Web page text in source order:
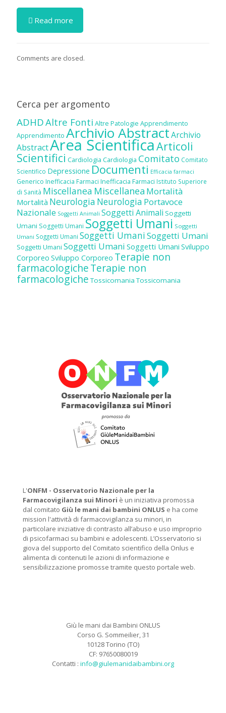
Read more
Comments are closed.
Cerca per argomento
ADHDAltre Fonti Altre Patologie Apprendimento
Apprendimento Archivio AbstractArchivio
AbstractArea ScientificaArticoli
Scientifici Cardiologia Cardiologia Comitato Comitato
Scientifico Depressione Documenti Efficacia farmaci
Generico Inefficacia Farmaci Inefficacia Farmaci Istituto Superiore
di Sanità Miscellanea Miscellanea Mortalità
Mortalità Neurologia Neurologia Portavoce
Nazionale Soggetti Animali Soggetti Animali Soggetti
Umani Soggetti Umani Soggetti Umani Soggetti
Umani Soggetti Umani Soggetti UmaniSoggetti Umani
Soggetti Umani Soggetti Umani Soggetti Umani Sviluppo
Corporeo Sviluppo Corporeo Terapie non
farmacologicheTerapie non
farmacologiche Tossicomania Tossicomania
L'ONFM - Osservatorio Nazionale per la
Farmacovigilanza sui Minori è un iniziativa promossa
dal comitato Giù le mani dai bambini ONLUS e ha come
mission l'attività di farmacovigilanza su minori, in
particolare iniziative di contrasto all’abuso e uso improprio
di psicofarmaci su bambini e adolescenti. L’Osservatorio si
giova del supporto del Comitato scientifico della Onlus e
alimenta di contenuti le azioni di informazione e
sensibilizzazione promosse tramite questo portale web.
Giù le mani dai Bambini ONLUS
Corso G. Sommeilier, 31
10128 Torino (TO)
CF: 97650080019
Contatti : info@giulemanidaibambini.org